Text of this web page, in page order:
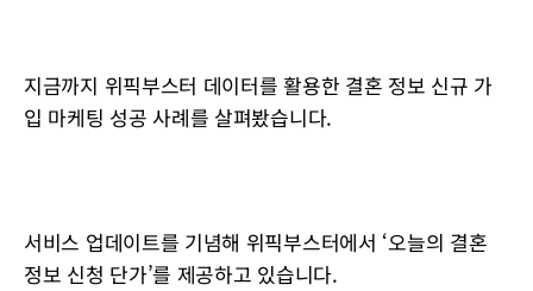
지금까지 위픽부스터 데이터를 활용한 결혼 정보 신규 가
입 마케팅 성공 사례를 살펴봤습니다.
서비스 업데이트를 기념해 위픽부스터에서 ‘오늘의 결혼
정보 신청 단가’를 제공하고 있습니다.